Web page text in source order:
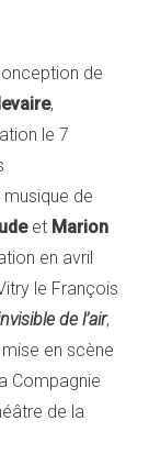
de
,
le 7
de
et Marion
en avril
le François
de l’air,
mise en scène
Compagnie
de la